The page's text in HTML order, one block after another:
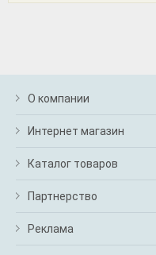
О компании
Интернет магазин
Каталог товаров
Партнерство
Реклама